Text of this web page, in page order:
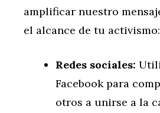
amplificar nuestro
el alcance de tu activismo:
Redes sociales:
Facebook para
otros a unirse a la